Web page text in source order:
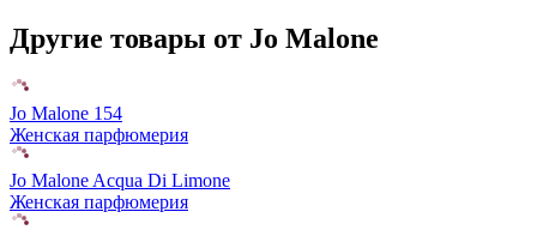
Другие товары от Jo Malone
Jo Malone 154
Женская парфюмерия
Jo Malone Acqua Di Limone
Женская парфюмерия